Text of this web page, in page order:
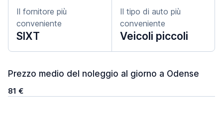
Il fornitore più
conveniente
SIXT
Il tipo di auto più
conveniente
Veicoli piccoli
Prezzo medio del noleggio al giorno a Odense
81 €